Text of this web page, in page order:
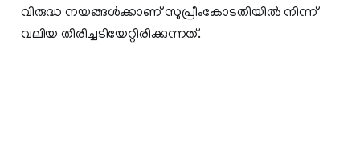
വിരുദ്ധ നയങ്ങൾക്കാണ് സുപ്രീംകോടതിയിൽ നിന്ന്
വലിയ തിരിച്ചടിയേറ്റിരിക്കുന്നത്.